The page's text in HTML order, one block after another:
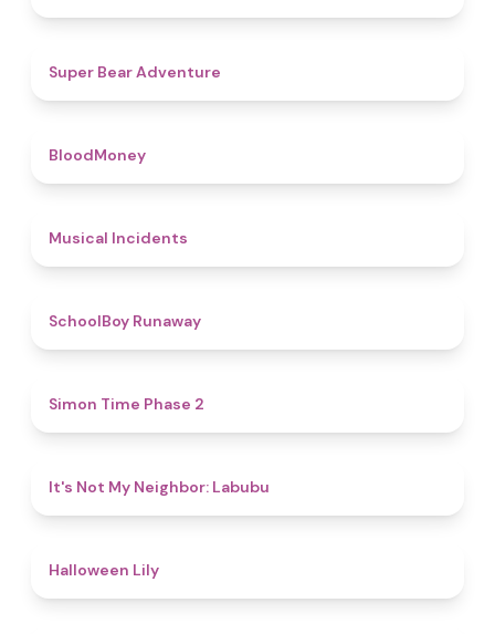
Super Bear Adventure
BloodMoney
Musical Incidents
SchoolBoy Runaway
Simon Time Phase 2
It's Not My Neighbor: Labubu
Halloween Lily